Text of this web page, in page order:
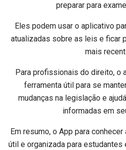
preparar para
Eles podem usar o aplicativo
atualizadas sobre as leis e ficar
mais
Para profissionais do direito, o
ferramenta útil para se
mudanças na legislação e
informadas em
Em resumo, o App para
útil e organizada para